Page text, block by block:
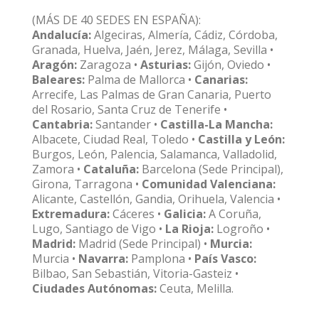
(MÁS DE 40 SEDES EN ESPAÑA):
Andalucía:Algeciras, Almería, Cádiz, Córdoba,
Granada, Huelva, Jaén, Jerez, Málaga, Sevilla •
Aragón: Zaragoza • Asturias:Gijón, Oviedo •
Baleares: Palma de Mallorca • Canarias:
Arrecife, Las Palmas de Gran Canaria, Puerto
del Rosario, Santa Cruz de Tenerife •
Cantabria:Santander • Castilla-La Mancha:
Albacete, Ciudad Real, Toledo • Castilla y León:
Burgos, León, Palencia, Salamanca, Valladolid,
Zamora • Cataluña: Barcelona (Sede Principal),
Girona, Tarragona • Comunidad Valenciana:
Alicante, Castellón, Gandia, Orihuela, Valencia •
Extremadura:Cáceres • Galicia:A Coruña,
Lugo, Santiago de Vigo • La Rioja: Logroño •
Madrid: Madrid (Sede Principal) • Murcia:
Murcia • Navarra: Pamplona • País Vasco:
Bilbao, San Sebastián, Vitoria-Gasteiz •
Ciudades Autónomas:Ceuta, Melilla.